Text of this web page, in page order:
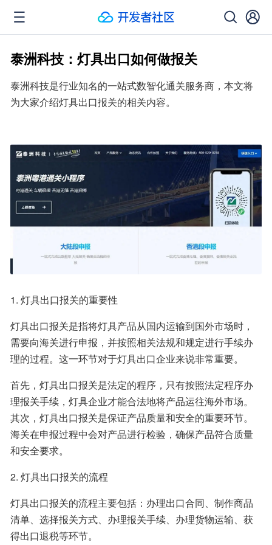
泰洲科技：灯具出口如何做报关
泰洲科技是行业知名的一站式数智化通关服务商，本文将
为大家介绍灯具出口报关的相关内容。
1. 灯具出口报关的重要性
灯具出口报关是指将灯具产品从国内运输到国外市场时，
需要向海关进行申报，并按照相关法规和规定进行手续办
理的过程。这一环节对于灯具出口企业来说非常重要。
首先，灯具出口报关是法定的程序，只有按照法定程序办
理报关手续，灯具企业才能合法地将产品运往海外市场。
其次，灯具出口报关是保证产品质量和安全的重要环节。
海关在申报过程中会对产品进行检验，确保产品符合质量
和安全要求。
2. 灯具出口报关的流程
灯具出口报关的流程主要包括：办理出口合同、制作商品
清单、选择报关方式、办理报关手续、办理货物运输、获
得出口退税等环节。